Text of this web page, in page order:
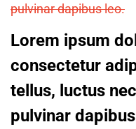
pulvinar dapibus leo.
Lorem ipsum
consectetur
tellus, luctus
pulvinar